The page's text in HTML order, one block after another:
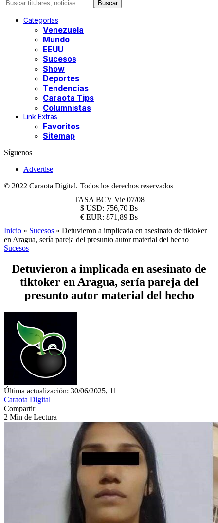
Categorías
Venezuela
Mundo
EEUU
Sucesos
Show
Deportes
Tendencias
Caraota Tips
Columnistas
Link Extras
Favoritos
Sitemap
Síguenos
Advertise
© 2022 Caraota Digital. Todos los derechos reservados
TASA BCV Vie 07/08
$ USD: 756,70 Bs
€ EUR: 871,89 Bs
Inicio » Sucesos » Detuvieron a implicada en asesinato de tiktoker
en Aragua, sería pareja del presunto autor material del hecho
Sucesos
Detuvieron a implicada en asesinato de
tiktoker en Aragua, sería pareja del
presunto autor material del hecho
Última actualización: 30/06/2025, 11
Caraota Digital
Compartir
2 Min de Lectura